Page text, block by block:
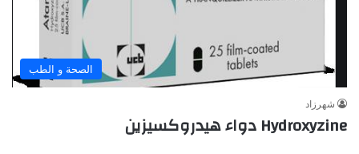
الصحة و الطب
شهرزاد
Hydroxyzine دواء هيدروكسيزين